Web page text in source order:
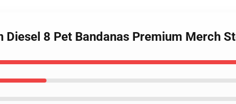
8 Pet Bandanas Premium Merch